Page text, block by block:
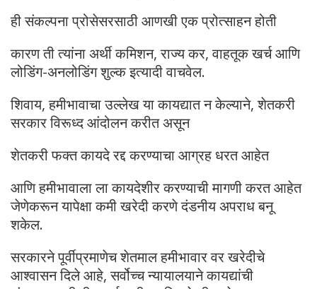
ही संकल्पना प्रोसेसरसाठी आणखी एक प्रोत्साहन होती
कारण ती त्यांना अर्थी कमिशन, राज्य कर, वाहतूक खर्च आणि
लोडिंग-अनलोडिंग शुल्क इत्यादी वाचवेल.
शिवाय, हमीभावाचा उल्लेख या कायद्यात न केल्याने, शेतकरी
सरकार विरूध्द आंदोलन करीत असून
शेतकरी फक्त कायदे रद्द करण्याचा आग्रह धरत आहेत
आणि हमीभावाला ला कायदेशीर करण्याची मागणी करत आहेत
जेणेकरून यापेक्षा कमी खरेदी करणे दंडनीय अपराध बनू
शकेल.
सरकारने पूर्वीप्रमाणेच शेतमाल हमीभावार वर खरेदीचे
आश्वासन दिले आहे, सर्वोच्च न्यायालयाने कायद्यांची